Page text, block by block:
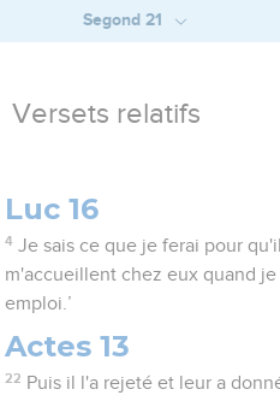
Segond 21
Versets relatifs
Luc 16
4 Je sais ce que je ferai pour
m'accueillent chez eux quand
emploi.’
Actes 13
22 Puis il l'a rejeté et leur a